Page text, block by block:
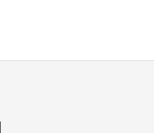
A SERRAT